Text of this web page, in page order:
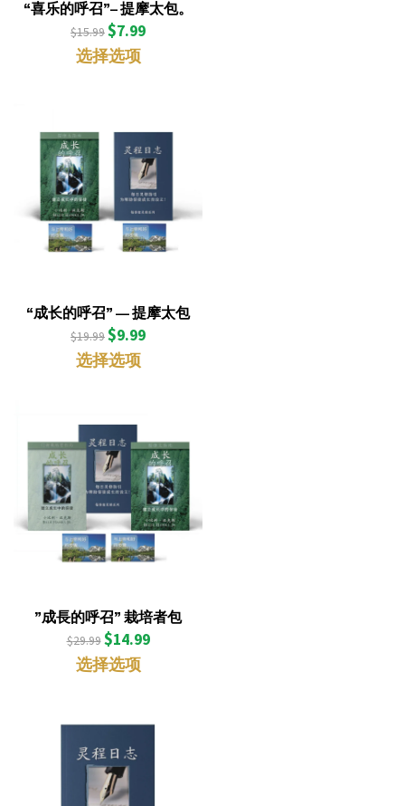
“喜乐的呼召”– 提摩太包。
$15.99$7.99
选择选项
“成长的呼召” — 提摩太包
$19.99$9.99
选择选项
”成長的呼召” 栽培者包
$29.99 $14.99
选择选项